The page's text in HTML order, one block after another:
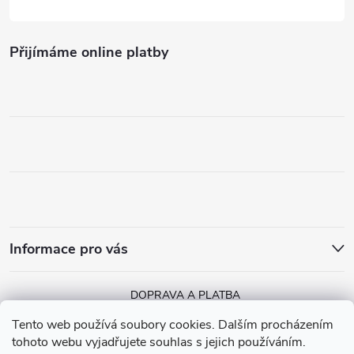
Tento web používá soubory cookies. Dalším procházením
tohoto webu vyjadřujete souhlas s jejich používáním.
Přijímáme online platby
Informace pro vás
DOPRAVA A PLATBA